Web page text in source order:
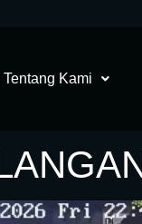
Tentang Kami